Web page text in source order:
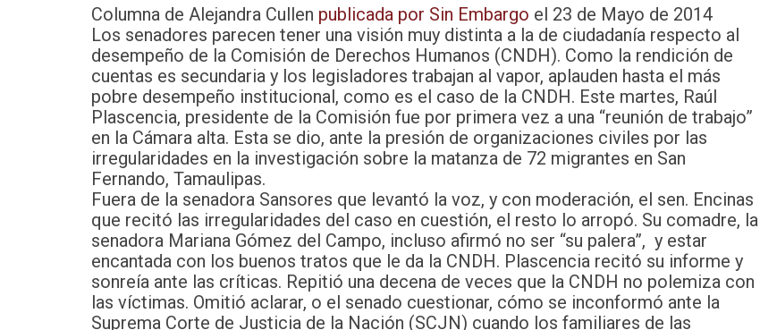
Columna de Alejandra Cullen publicada por Sin Embargo el 23 de Mayo de 2014
Los senadores parecen tener una visión muy distinta a la de ciudadanía respecto al
desempeño de la Comisión de Derechos Humanos (CNDH). Como la rendición de
cuentas es secundaria y los legisladores trabajan al vapor, aplauden hasta el más
pobre desempeño institucional, como es el caso de la CNDH. Este martes, Raúl
Plascencia, presidente de la Comisión fue por primera vez a una “reunión de trabajo”
en la Cámara alta. Esta se dio, ante la presión de organizaciones civiles por las
irregularidades en la investigación sobre la matanza de 72 migrantes en San
Fernando, Tamaulipas.
Fuera de la senadora Sansores que levantó la voz, y con moderación, el sen. Encinas
que recitó las irregularidades del caso en cuestión, el resto lo arropó. Su comadre, la
senadora Mariana Gómez del Campo, incluso afirmó no ser “su palera”, y estar
encantada con los buenos tratos que le da la CNDH. Plascencia recitó su informe y
sonreía ante las críticas. Repitió una decena de veces que la CNDH no polemiza con
las víctimas. Omitió aclarar, o el senado cuestionar, cómo se inconformó ante la
Suprema Corte de Justicia de la Nación (SCJN) cuando los familiares de las